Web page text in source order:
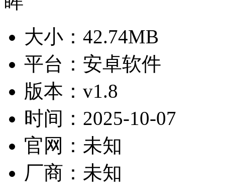
大小： 42.74MB
平台： 安卓软件
版本： v1.8
时间： 2025-10-07
官网： 未知
厂商： 未知